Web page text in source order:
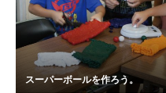
スーパーボールを作ろう。